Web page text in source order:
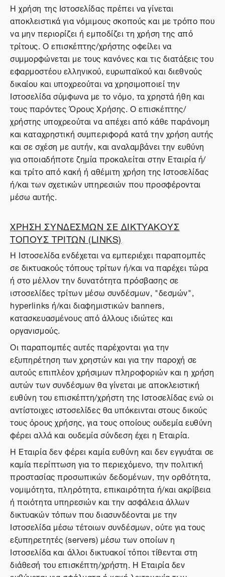
Η χρήση της Ιστοσελίδας πρέπει να γίνεται
αποκλειστικά για νόμιμους σκοπούς και με τρόπο που
να μην περιορίζει ή εμποδίζει τη χρήση της από
τρίτους. Ο επισκέπτης/χρήστης οφείλει να
συμμορφώνεται με τους κανόνες και τις διατάξεις του
εφαρμοστέου ελληνικού, ευρωπαϊκού και διεθνούς
δικαίου και υποχρεούται να χρησιμοποιεί την
Ιστοσελίδα σύμφωνα με το νόμο, τα χρηστά ήθη και
τους παρόντες Όρους Χρήσης. Ο επισκέπτης/
χρήστης υποχρεούται να απέχει από κάθε παράνομη
και καταχρηστική συμπεριφορά κατά την χρήση αυτής
και σε σχέση με αυτήν, και αναλαμβάνει την ευθύνη
για οποιαδήποτε ζημία προκαλείται στην Εταιρία ή/
και τρίτο από κακή ή αθέμιτη χρήση της Ιστοσελίδας
ή/και των σχετικών υπηρεσιών που προσφέρονται
μέσω αυτής.
ΧΡΗΣΗ ΣΥΝΔΕΣΜΩΝ ΣΕ ΔΙΚΤΥΑΚΟΥΣ
ΤΟΠΟΥΣ ΤΡΙΤΩΝ (LINKS)
Η Ιστοσελίδα ενδέχεται να εμπεριέχει παραπομπές
σε δικτυακούς τόπους τρίτων ή/και να παρέχει τώρα
ή στο μέλλον την δυνατότητα πρόσβασης σε
ιστοσελίδες τρίτων μέσω συνδέσμων, "δεσμών",
hyperlinks ή/και διαφημιστικών banners,
κατασκευασμένους από άλλους ιδιώτες και
οργανισμούς.
Οι παραπομπές αυτές παρέχονται για την
εξυπηρέτηση των χρηστών και για την παροχή σε
αυτούς επιπλέον χρήσιμων πληροφοριών και η χρήση
αυτών των συνδέσμων θα γίνεται με αποκλειστική
ευθύνη του επισκέπτη/χρήστη της Ιστοσελίδας ενώ οι
αντίστοιχες ιστοσελίδες θα υπόκεινται στους δικούς
τους όρους χρήσης, για τους οποίους ουδεμία ευθύνη
φέρει αλλά και ουδεμία σύνδεση έχει η Εταιρία.
Η Εταιρία δεν φέρει καμία ευθύνη και δεν εγγυάται σε
καμία περίπτωση για το περιεχόμενο, την πολιτική
προστασίας προσωπικών δεδομένων, την ορθότητα,
νομιμότητα, πληρότητα, επικαιρότητα ή/και ακρίβεια
ή ποιότητα υπηρεσιών και την ασφάλεια άλλων
δικτυακών τόπων που διασυνδέονται με την
Ιστοσελίδα μέσω τέτοιων συνδέσμων, ούτε για τους
εξυπηρετητές (servers) μέσω των οποίων η
Ιστοσελίδα και άλλοι δικτυακοί τόποι τίθενται στη
διάθεσή του επισκέπτη/χρήστη. Η Εταιρία δεν